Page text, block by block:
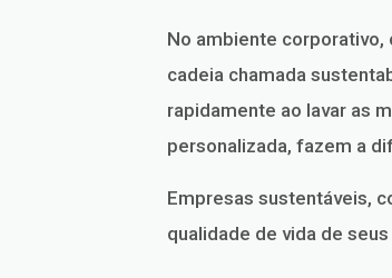
No ambiente corporativo,
cadeia chamada
rapidamente ao lavar as
personalizada, fazem a
Empresas sustentáveis,
qualidade de vida de